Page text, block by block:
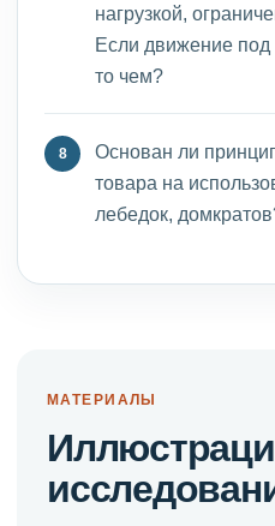
нагрузкой,
Если движение под
то чем?
Основан ли
товара на
лебедок,
МАТЕРИАЛЫ